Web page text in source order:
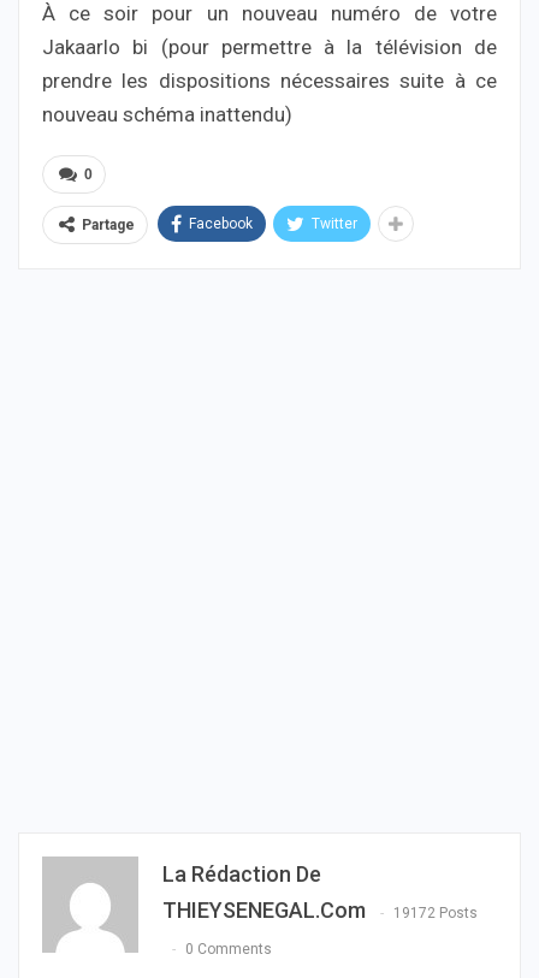
À ce soir pour un nouveau numéro de votre
Jakaarlo bi (pour permettre à la télévision de
prendre les dispositions nécessaires suite à ce
nouveau schéma inattendu)
0
Partage Facebook Twitter
La Rédaction De
THIEYSENEGAL.com
19172 Posts
0 Comments